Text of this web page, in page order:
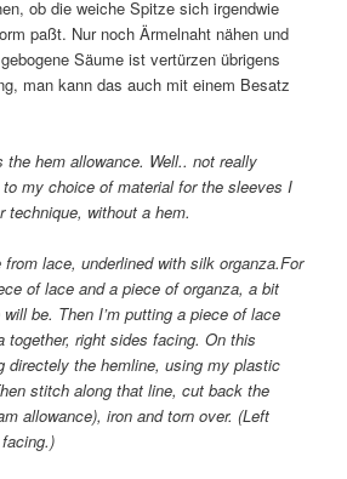
ob die weiche Spitze sich irgendwie
paßt. Nur noch Ärmelnaht nähen und
Säume ist vertürzen übrigens
man kann das auch mit einem Besatz
hem allowance. Well.. not really
my choice of material for the sleeves I
technique, without a hem.
lace, underlined with silk organza.For
of lace and a piece of organza, a bit
be. Then I’m putting a piece of lace
together, right sides facing. On this
directely the hemline, using my plastic
stitch along that line, cut back the
allowance), iron and torn over. (Left